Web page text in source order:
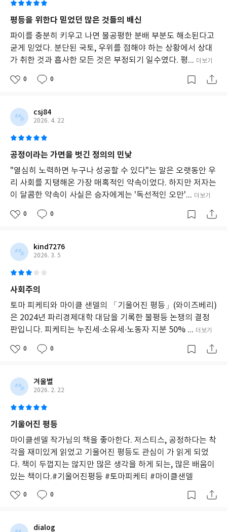
중
요
성
을
새
롭
게
명
경
제
불
평
등
은
소
득
과
의
배,
정
적
불
평
등
은
발
언
과
의
불
형,
사
회
적
불
평
등
은
엄
존
평등을 위한다 믿었던 많은 것들의 배신
파이를 충분히 키우고 나면 불공평한 분배 부분도 해소된다고
굳게 믿었다. 분단된 국토, 우위를 점해야 하는 상황에서 상대
가 취한 것과 흡사한 모든 것은 부정되기 일수였다. 평... 더보기
0 0
csj84
2026. 4. 22
공정이라는 가면을 벗긴 정의의 민낯
"열심히 노력하면 누구나 성공할 수 있다"는 말은 오랫동안 우
리 사회를 지탱해온 가장 매혹적인 약속이었다. 하지만 저자는
이 달콤한 약속이 사실은 승자에게는 '독선적인 오만'... 더보기
0 0
kind7276
2026. 3. 5
사회주의
토마 피케티와 마이클 샌델의 「기울어진 평등」(와이즈베리)
은 2024년 파리경제대학 대담을 기록한 불평등 논쟁의 결정
판입니다. 피케티는 누진세·소유세·노동자 지분 50% ... 더보기
0 0
겨울별
2026. 2. 22
기울어진 평등
마이클센델 작가님의 책을 좋아한다. 저스티스, 공정하다는 착
각을 재미있게 읽었고 기울어진 평등도 관심이 가 읽게 되었
다. 책이 두껍지는 않지만 많은 생각을 하게 되는, 많은 배움이
있는 책이다.#기울어진평등 #토마피케티 #마이클샌델
0 0
dialog